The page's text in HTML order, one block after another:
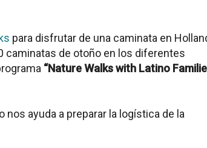
para disfrutar de una caminata en
caminatas de otoño en los diferentes
“Nature Walks with Latino
ayuda a preparar la logística de la